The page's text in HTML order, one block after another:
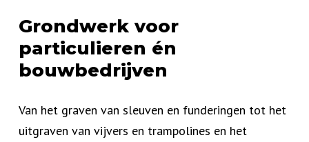
Grondwerk voor
particulieren én
bouwbedrijven
Van het graven van sleuven en funderingen tot het
uitgraven van vijvers en trampolines en het